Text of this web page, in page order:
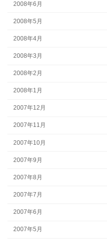
2008年6月
2008年5月
2008年4月
2008年3月
2008年2月
2008年1月
2007年12月
2007年11月
2007年10月
2007年9月
2007年8月
2007年7月
2007年6月
2007年5月